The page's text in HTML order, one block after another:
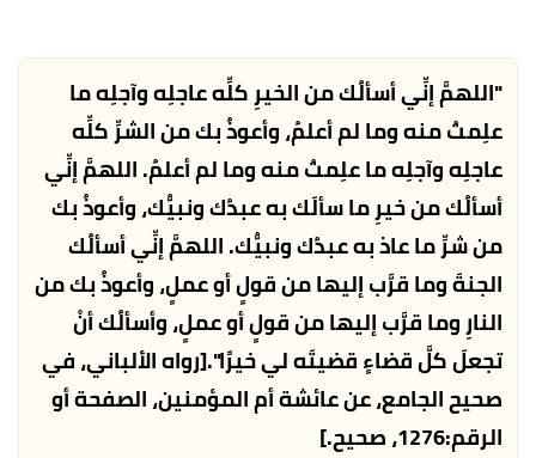
"اللهمَّ إنِّي أسألُك من الخيرِ كلِّه عاجلِه وآجلِه ما
علِمتُ منه وما لم أعلمُ، وأعوذُ بك من الشرِّ كلِّه
عاجلِه وآجلِه ما علِمتُ منه وما لم أعلمُ. اللهمَّ إنِّي
أسألُك من خيرِ ما سألَك به عبدُك ونبيُّك، وأعوذُ بك
من شرِّ ما عاذ به عبدُك ونبيُّك. اللهمَّ إنِّي أسألُك
الجنةَ وما قرَّب إليها من قولٍ أو عملٍ، وأعوذُ بك من
النارِ وما قرَّب إليها من قولٍ أو عملٍ، وأسألُك أنْ
تجعلَ كلَّ قضاءٍ قضيتَه لي خيرًا".[رواه الألباني، في
صحيح الجامع، عن عائشة أم المؤمنين، الصفحة أو
الرقم:1276، صحيح.]